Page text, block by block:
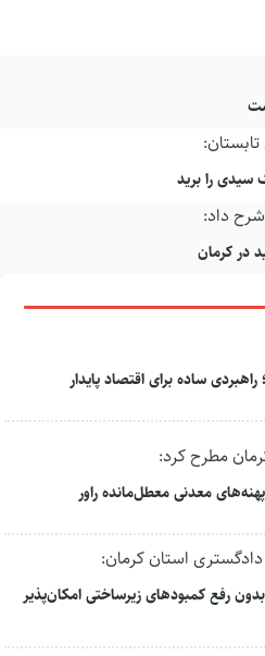
را برید
داد:
در کرمان
ساده برای اقتصاد پایدار
مطرح کرد:
معدنی معطل‌مانده راور
استان کرمان:
رفع کمبودهای زیرساختی امکان‌پذیر